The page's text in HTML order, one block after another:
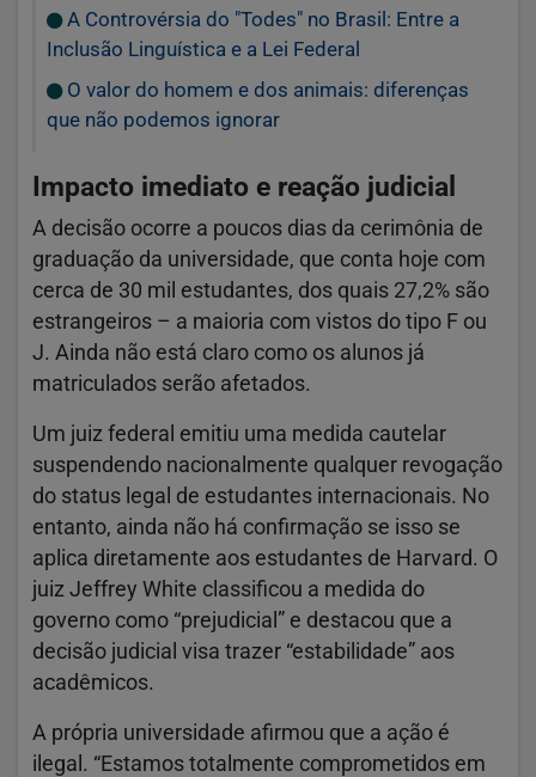
A Controvérsia do "Todes" no Brasil: Entre a
Inclusão Linguística e a Lei Federal
O valor do homem e dos animais: diferenças
que não podemos ignorar
Impacto imediato e reação judicial
A decisão ocorre a poucos dias da cerimônia de
graduação da universidade, que conta hoje com
cerca de 30 mil estudantes, dos quais 27,2% são
estrangeiros – a maioria com vistos do tipo F ou
J. Ainda não está claro como os alunos já
matriculados serão afetados.
Um juiz federal emitiu uma medida cautelar
suspendendo nacionalmente qualquer revogação
do status legal de estudantes internacionais. No
entanto, ainda não há confirmação se isso se
aplica diretamente aos estudantes de Harvard. O
juiz Jeffrey White classificou a medida do
governo como “prejudicial” e destacou que a
decisão judicial visa trazer “estabilidade” aos
acadêmicos.
A própria universidade afirmou que a ação é
ilegal. “Estamos totalmente comprometidos em